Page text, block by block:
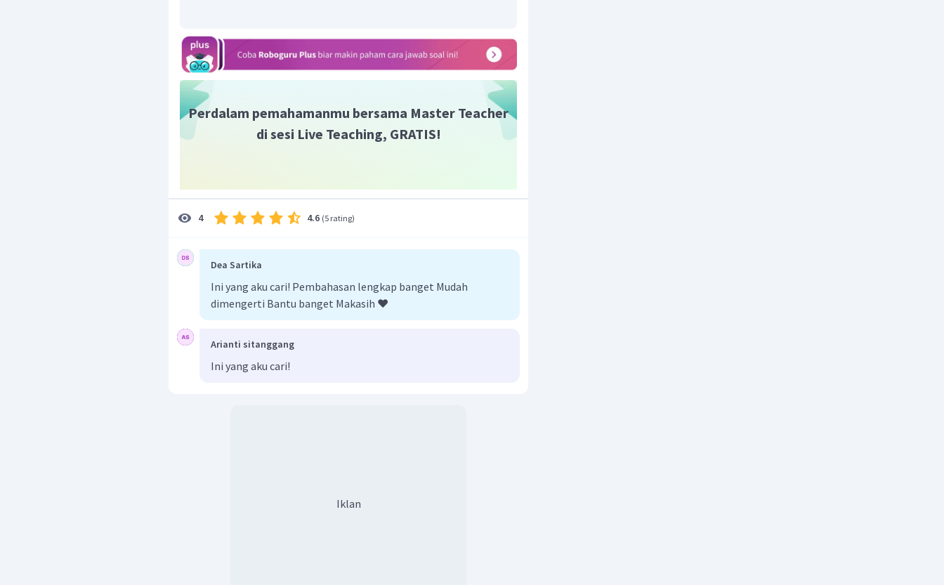
Perdalam pemahamanmu bersama Master Teacher
di sesi Live Teaching, GRATIS!
4 4.6 (5 rating)
Dea Sartika
Ini yang aku cari! Pembahasan lengkap banget Mudah
dimengerti Bantu banget Makasih ❤️
Arianti sitanggang
Ini yang aku cari!
Iklan